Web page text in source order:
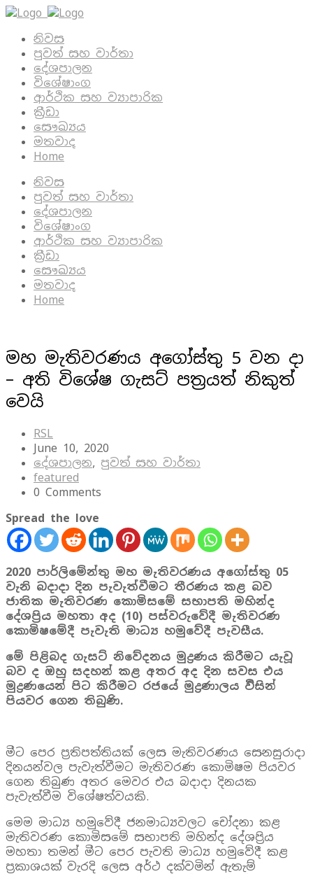
නිවස
පුවත් සහ වාර්තා
දේශපාලන
විශේෂාංග
ආර්ථික සහ ව්‍යාපාරික
ක්‍රීඩා
සෞඛ්‍යය
මතවාද
Home
නිවස
පුවත් සහ වාර්තා
දේශපාලන
විශේෂාංග
ආර්ථික සහ ව්‍යාපාරික
ක්‍රීඩා
සෞඛ්‍යය
මතවාද
Home
මහ මැතිවරණය අගෝස්තු 5 වන දා
– අති විශේෂ ගැසට් පත්‍රයත් නිකුත්
වෙයි
RSL
June 10, 2020
දේශපාලන, පුවත් සහ වාර්තා
featured
0 Comments
Spread the love
2020 පාර්ලිමේන්තු මහ මැතිවරණය අගෝස්තු 05
වැනි බදාදා දින පැවැත්වීමට තීරණය කළ බව
ජාතික මැතිවරණ කොමිසමේ සභාපති මහින්ද
දේශප්‍රිය මහතා අද (10) පස්වරුවේදී මැතිවරණ
කොමිෂමේදී පැවැති මාධ්‍ය හමුවේදී පැවසීය.
මේ පිළිබද ගැසට් නිවේදනය මුද්‍රණය කිරීමට යැවූ
බව ද ඔහු සදහන් කළ අතර අද දින සවස එය
මුද්‍රණයෙන් පිට කිරීමට රජයේ මුද්‍රණාලය විිසින්
පියවර ගෙන තිබුණි.
මීට පෙර ප්‍රතිපත්තියක් ලෙස මැතිවරණය සෙනසුරාදා
දිනයන්වල පැවැත්වීමට මැතිවරණ කොමිෂම පියවර
ගෙන තිබුණ අතර මෙවර එය බදාදා දිනයක
පැවැත්වීම විශේෂත්වයකි.
මෙම මාධ්‍ය හමුවේදී ජනමාධ්‍යවලට චෝදනා කළ
මැතිවරණ කොමිසමේ සභාපති මහින්ද දේශප්‍රිය
මහතා තමන් මීට පෙර පැවති මාධ්‍ය හමුවේදී කළ
ප්‍රකාශයක් වැරදි ලෙස අර්ථ දක්වමින් ඇතැම්